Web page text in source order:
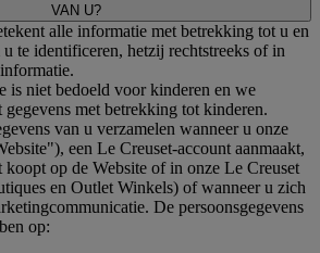
VAN U?
alle informatie met betrekking tot u en
te identificeren, hetzij rechtstreeks of in
is niet bedoeld voor kinderen en we
met betrekking tot kinderen.
van u verzamelen wanneer u onze
een Le Creuset-account aanmaakt,
koopt op de Website of in onze Le Creuset
en Outlet Winkels) of wanneer u zich
De persoonsgegevens
op: